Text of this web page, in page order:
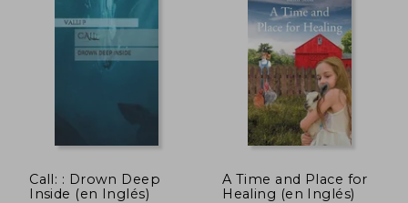
45%
dcto. $ 46.95
40%
dcto.
Call: : Drown Deep
Inside (en Inglés)
A Time and Place for
Healing (en Inglés)